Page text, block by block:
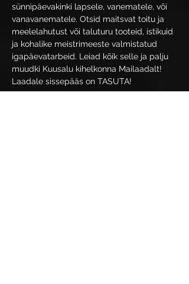
sünnipäevakinki lapsele, vanematele, või
vanavanematele. Otsid maitsvat toitu ja
meelelahutust või taluturu tooteid, istikuid
ja kohalike meistrimeeste valmistatud
igapäevatarbeid. Leiad kõik selle ja palju
muudki Kuusalu kihelkonna Mailaadalt!
Laadale sissepääs on TASUTA!